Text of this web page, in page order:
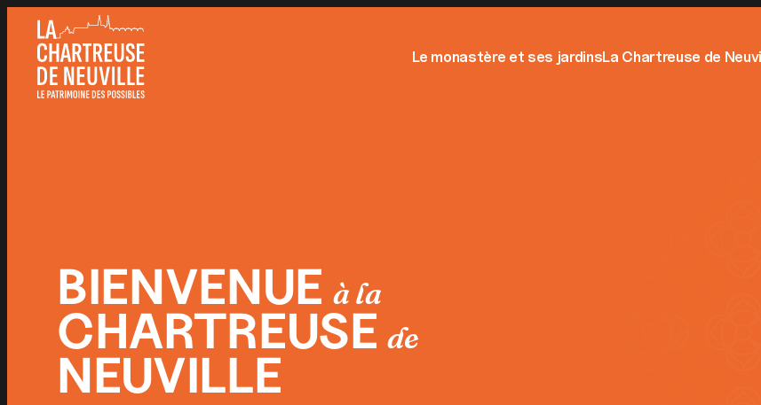
Le monastère et ses jardinsLa Chartreuse de
BIENVENUE à la
CHARTREUSEde
NEUVILLE
Panneau de gestion des cookies